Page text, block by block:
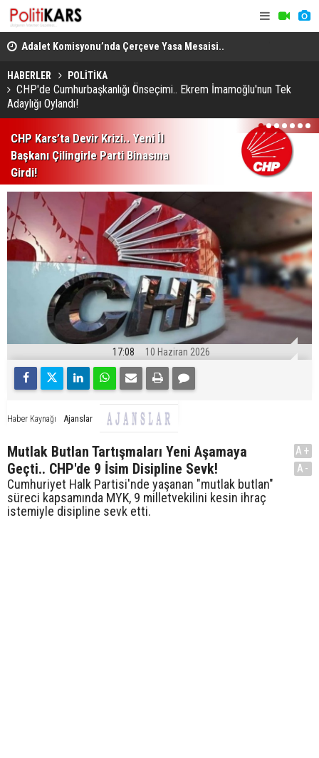
Adalet Komisyonu’nda Çerçeve Yasa Mesaisi..
Görüşmeler Tartışmalarla Başladı!
HABERLER POLİTİKA
CHP'de Cumhurbaşkanlığı Önseçimi.. Ekrem İmamoğlu'nun Tek
Adaylığı Oylandı!
CHP Kars’ta Devir Krizi.. Yeni İl
Başkanı Çilingirle Parti Binasına
Girdi!
1 2 3 4 5 6 7
17:08 10 Haziran 2026
Haber Kaynağı Ajanslar
Mutlak Butlan Tartışmaları Yeni Aşamaya
Geçti.. CHP'de 9 İsim Disipline Sevk!
Cumhuriyet Halk Partisi'nde yaşanan "mutlak butlan"
süreci kapsamında MYK, 9 milletvekilini kesin ihraç
istemiyle disipline sevk etti.
A+
A-